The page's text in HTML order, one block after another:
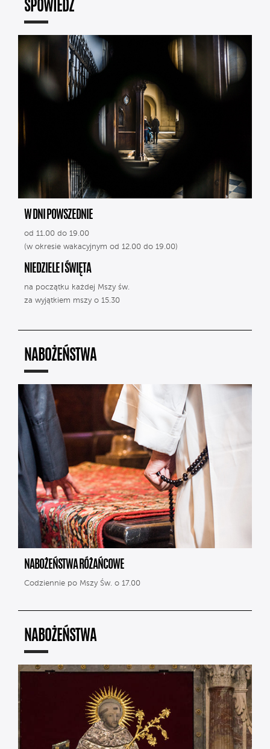
SPOWIEDŹ
W DNI POWSZEDNIE
od 11.00 do 19.00
(w okresie wakacyjnym od 12.00 do 19.00)
NIEDZIELE I ŚWIĘTA
na początku każdej Mszy św.
za wyjątkiem mszy o 15.30
NABOŻEŃSTWA
NABOŻEŃSTWA RÓŻAŃCOWE
Codziennie po Mszy Św. o 17.00
NABOŻEŃSTWA